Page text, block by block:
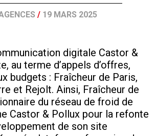
/ 19 MARS 2025
digitale Castor &
au terme d’appels d’offres,
budgets : Fraîcheur de Paris,
et Rejolt. Ainsi, Fraîcheur de
du réseau de froid de
Castor & Pollux pour la refonte
de son site